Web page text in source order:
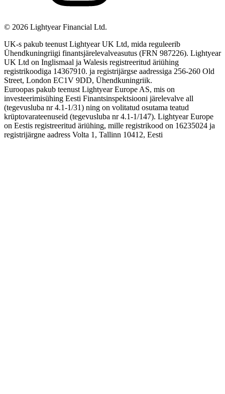
© 2026 Lightyear Financial Ltd.
UK-s pakub teenust Lightyear UK Ltd, mida reguleerib
Ühendkuningriigi finantsjärelevalveasutus (FRN 987226). Lightyear
UK Ltd on Inglismaal ja Walesis registreeritud äriühing
registrikoodiga 14367910. ja registrijärgse aadressiga 256-260 Old
Street, London EC1V 9DD, Ühendkuningriik.
Euroopas pakub teenust Lightyear Europe AS, mis on
investeerimisühing Eesti Finantsinspektsiooni järelevalve all
(tegevusluba nr 4.1-1/31) ning on volitatud osutama teatud
krüptovarateenuseid (tegevusluba nr 4.1-1/147). Lightyear Europe
on Eestis registreeritud äriühing, mille registrikood on 16235024 ja
registrijärgne aadress Volta 1, Tallinn 10412, Eesti